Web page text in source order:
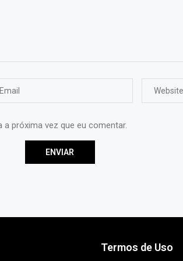
próxima vez que eu comentar.
Termos de Uso